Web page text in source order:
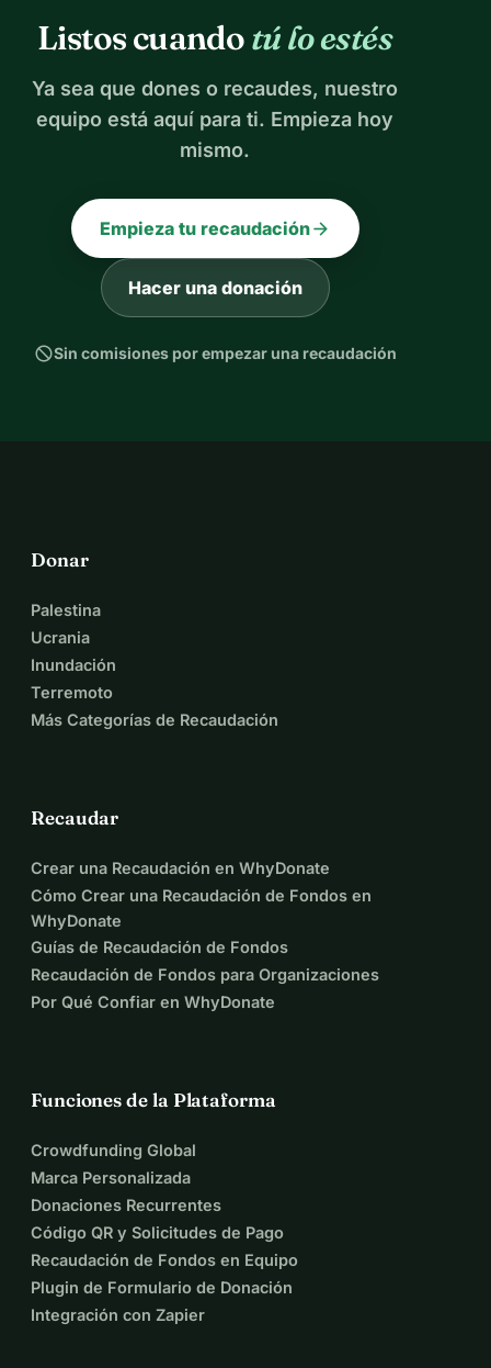
Listos cuandotú lo estés
Ya sea que dones o recaudes, nuestro
equipo está aquí para ti. Empieza hoy
mismo.
Empieza tu recaudaciónarrow_forward
Hacer una donación
blockSin comisiones por empezar una recaudación
Donar
Palestina
Ucrania
Inundación
Terremoto
Más Categorías de Recaudación
Recaudar
Crear una Recaudación en WhyDonate
Cómo Crear una Recaudación de Fondos en
WhyDonate
Guías de Recaudación de Fondos
Recaudación de Fondos para Organizaciones
Por Qué Confiar en WhyDonate
Funciones de la Plataforma
Crowdfunding Global
Marca Personalizada
Donaciones Recurrentes
Código QR y Solicitudes de Pago
Recaudación de Fondos en Equipo
Plugin de Formulario de Donación
Integración con Zapier